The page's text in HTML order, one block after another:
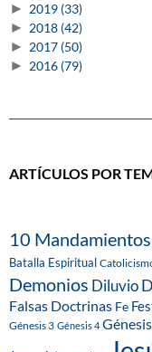
► 2019 (33)
► 2018 (42)
► 2017 (50)
► 2016 (79)
ARTÍCULOS POR
10 Mandamientos
Batalla Espiritual
Demonios Diluvio
Falsas Doctrinas Fe
Génesis 3 Génesis 4